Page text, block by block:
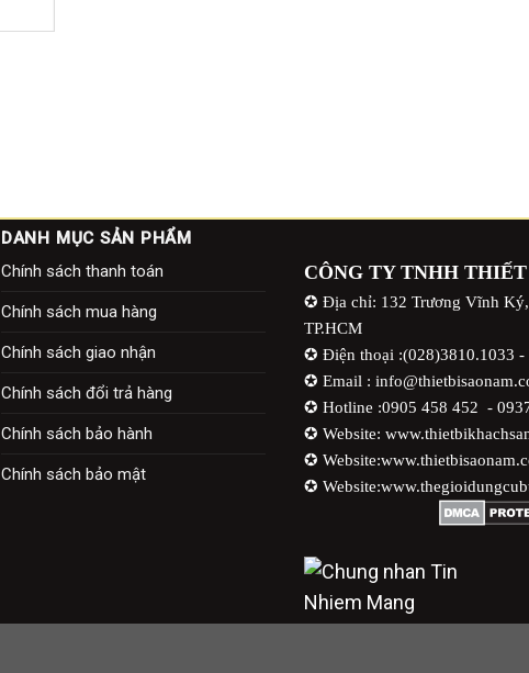
DANH MỤC SẢN PHẨM
Chính sách thanh toán
Chính sách mua hàng
Chính sách giao nhận
Chính sách đổi trả hàng
Chính sách bảo hành
Chính sách bảo mật
CÔNG TY TNHH
✪ Địa chỉ: 132 Trương Vĩnh Ký,
TP.HCM
✪ Điện thoại :(028)3810.1033 -
✪ Email :
✪ Hotline :0905 458 452 -
✪ Website:
✪ Website:
✪ Website: